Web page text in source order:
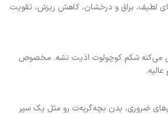
لطیف، براق و درخشان، کاهش ریزش، تقویت
می‌کنه شکم کوچولوت اذیت نشه. مخصوص
ضروری، بدن بچه‌گربه‌ت رو مثل یک سپر